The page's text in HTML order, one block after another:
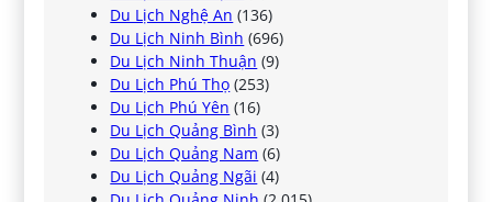
Du Lịch Nghệ An (136)
Du Lịch Ninh Bình (696)
Du Lịch Ninh Thuận (9)
Du Lịch Phú Thọ (253)
Du Lịch Phú Yên (16)
Du Lịch Quảng Bình (3)
Du Lịch Quảng Nam (6)
Du Lịch Quảng Ngãi (4)